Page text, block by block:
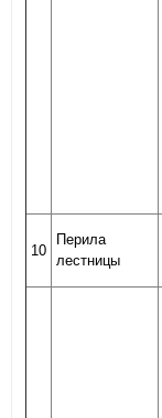
10
Перила
лестницы